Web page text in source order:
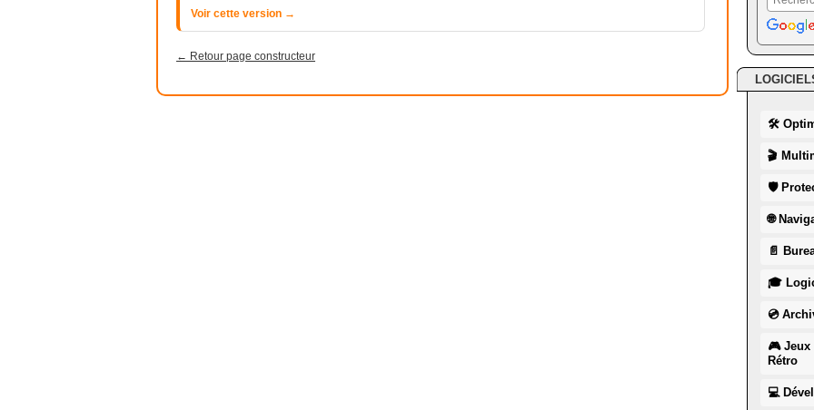
Voir cette version →
← Retour page constructeur
🛠
🎬
🛡
🌐
📄
🎓
💿
🎮 Jeux
Rétro
💻